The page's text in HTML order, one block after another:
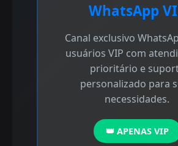
WhatsApp
Canal exclusivo
usuários VIP com
prioritário e
personalizado para
necessidades.
👑 APENAS VIP